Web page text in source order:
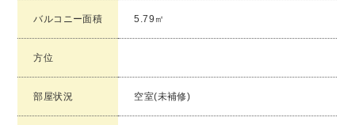
バルコニー面積 5.79㎡
方位
部屋状況 空室(未補修)